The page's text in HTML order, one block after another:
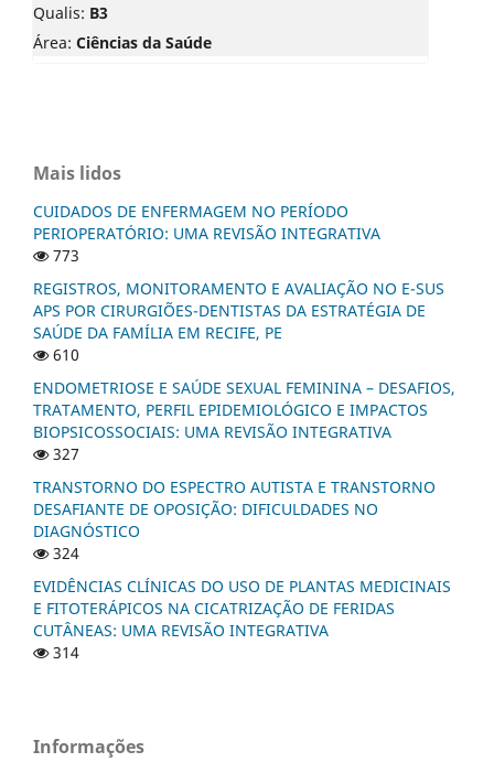
Qualis: B3
Área: Ciências da Saúde
Mais lidos
CUIDADOS DE ENFERMAGEM NO PERÍODO
PERIOPERATÓRIO: UMA REVISÃO INTEGRATIVA
773
REGISTROS, MONITORAMENTO E AVALIAÇÃO NO E-SUS
APS POR CIRURGIÕES-DENTISTAS DA ESTRATÉGIA DE
SAÚDE DA FAMÍLIA EM RECIFE, PE
610
ENDOMETRIOSE E SAÚDE SEXUAL FEMININA – DESAFIOS,
TRATAMENTO, PERFIL EPIDEMIOLÓGICO E IMPACTOS
BIOPSICOSSOCIAIS: UMA REVISÃO INTEGRATIVA
327
TRANSTORNO DO ESPECTRO AUTISTA E TRANSTORNO
DESAFIANTE DE OPOSIÇÃO: DIFICULDADES NO
DIAGNÓSTICO
324
EVIDÊNCIAS CLÍNICAS DO USO DE PLANTAS MEDICINAIS
E FITOTERÁPICOS NA CICATRIZAÇÃO DE FERIDAS
CUTÂNEAS: UMA REVISÃO INTEGRATIVA
314
Informações